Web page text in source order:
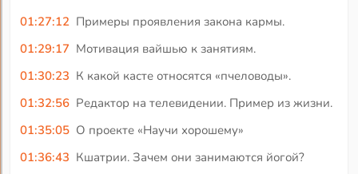
01:27:12 Примеры проявления закона кармы.
01:29:17 Мотивация вайшью к занятиям.
01:30:23 К какой касте относятся «пчеловоды».
01:32:56 Редактор на телевидении. Пример из жизни.
01:35:05 О проекте «Научи хорошему»
01:36:43 Кшатрии. Зачем они занимаются йогой?